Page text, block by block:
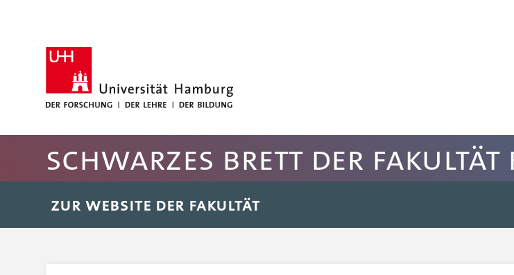
Rechte Spalte anspringen
Fussbereich der Seite anspringen
Schwarzes Brett der
ZUR WEBSITE DER FAKULTÄT